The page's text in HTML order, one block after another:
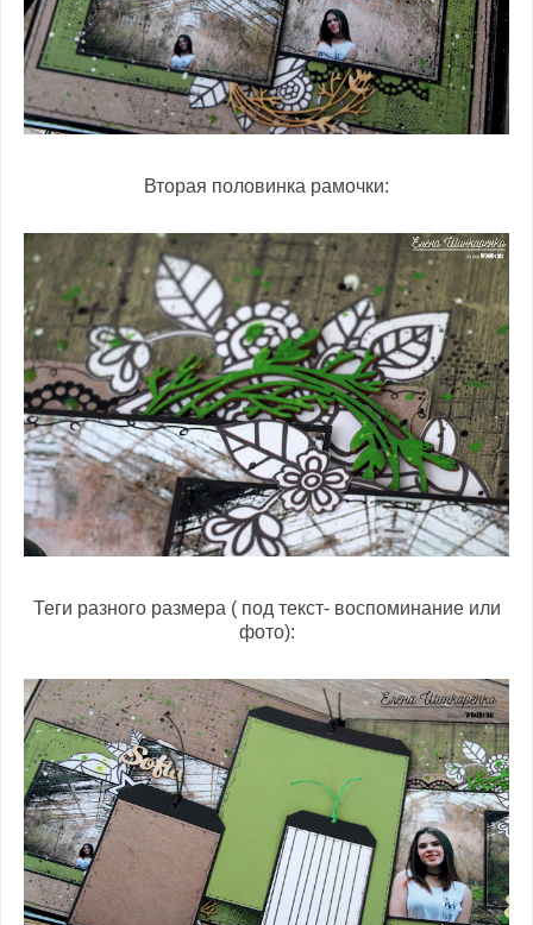
Вторая половинка рамочки:
Теги разного размера ( под текст- воспоминание или
фото):